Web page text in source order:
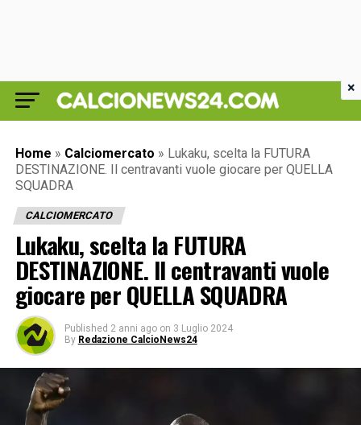
Home » Calciomercato » Lukaku, scelta la FUTURA
DESTINAZIONE. Il centravanti vuole giocare per QUELLA
SQUADRA
CALCIOMERCATO
Lukaku, scelta la FUTURA
DESTINAZIONE. Il centravanti vuole
giocare per QUELLA SQUADRA
Published 2 anni ago on 3 Luglio 2024
By Redazione CalcioNews24
×